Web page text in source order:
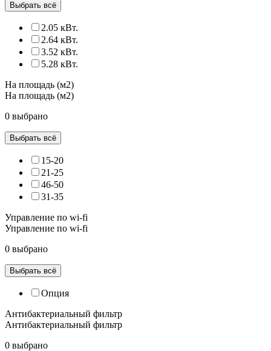
Выбрать всё
2.05 кВт.
2.64 кВт.
3.52 кВт.
5.28 кВт.
На площадь (м2)
На площадь (м2)
0 выбрано
Выбрать всё
15-20
21-25
46-50
31-35
Управление по wi-fi
Управление по wi-fi
0 выбрано
Выбрать всё
Опция
Антибактериальный фильтр
Антибактериальный фильтр
0 выбрано